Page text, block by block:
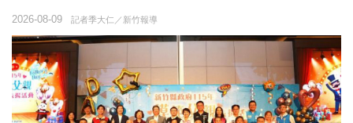
記者季大仁／新竹報導
2026-08-09